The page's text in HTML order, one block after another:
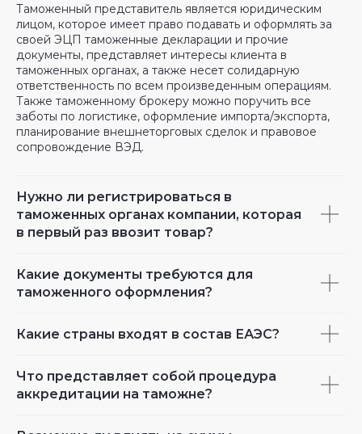
Таможенный представитель является юридическим
лицом, которое имеет право подавать и оформлять за
своей ЭЦП таможенные декларации и прочие
документы, представляет интересы клиента в
таможенных органах, а также несет солидарную
ответственность по всем произведенным операциям.
Также таможенному брокеру можно поручить все
заботы по логистике, оформление импорта/экспорта,
планирование внешнеторговых сделок и правовое
сопровождение ВЭД.
Нужно ли регистрироваться в
таможенных органах компании, которая
в первый раз ввозит товар?
Какие документы требуются для
таможенного оформления?
Какие страны входят в состав ЕАЭС?
Что представляет собой процедура
аккредитации на таможне?